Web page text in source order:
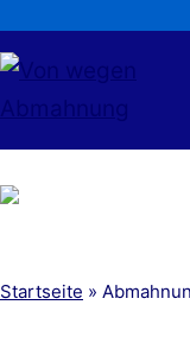
Zum
Inhalt
springen
Von
wegen
Startseite »